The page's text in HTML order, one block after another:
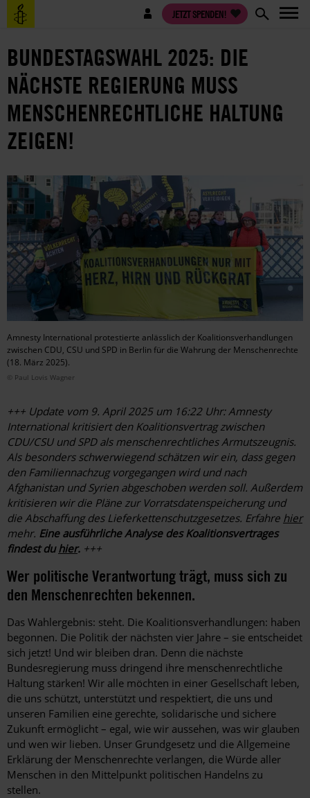
Direkt
zum
Benutzermenü JETZT SPENDEN!
BUNDESTAGSWAHL 2025: DIE
NÄCHSTE REGIERUNG MUSS
MENSCHENRECHTLICHE HALTUNG
ZEIGEN!
Amnesty International protestierte anlässlich der Koalitionsverhandlungen
zwischen CDU, CSU und SPD in Berlin für die Wahrung der Menschenrechte
(18. März 2025).
© Paul Lovis Wagner
+++ Update vom 9. April 2025 um 16:22 Uhr: Amnesty
International kritisiert den Koalitionsvertrag zwischen
CDU/CSU und SPD als menschenrechtliches Armutszeugnis.
Als besonders schwerwiegend schätzen wir ein, dass gegen
den Familiennachzug vorgegangen wird und nach
Afghanistan und Syrien abgeschoben werden soll. Außerdem
kritisieren wir die Pläne zur Vorratsdatenspeicherung und
die Abschaffung des Lieferkettenschutzgesetzes. Erfahre hier
mehr. Eine ausführliche Analyse des Koalitionsvertrages
findest duhier. +++
Wer politische Verantwortung trägt, muss sich zu
den Menschenrechten bekennen.
Das Wahlergebnis: steht. Die Koalitionsverhandlungen: haben
begonnen. Die Politik der nächsten vier Jahre – sie entscheidet
sich jetzt! Und wir bleiben dran. Denn die nächste
Bundesregierung muss dringend ihre menschenrechtliche
Haltung stärken! Wir alle möchten in einer Gesellschaft leben,
die uns schützt, unterstützt und respektiert, die uns und
unseren Familien eine gerechte, solidarische und sichere
Zukunft ermöglicht – egal, wie wir aussehen, was wir glauben
und wen wir lieben. Unser Grundgesetz und die Allgemeine
Erklärung der Menschenrechte verlangen, die Würde aller
Menschen in den Mittelpunkt politischen Handelns zu
stellen.